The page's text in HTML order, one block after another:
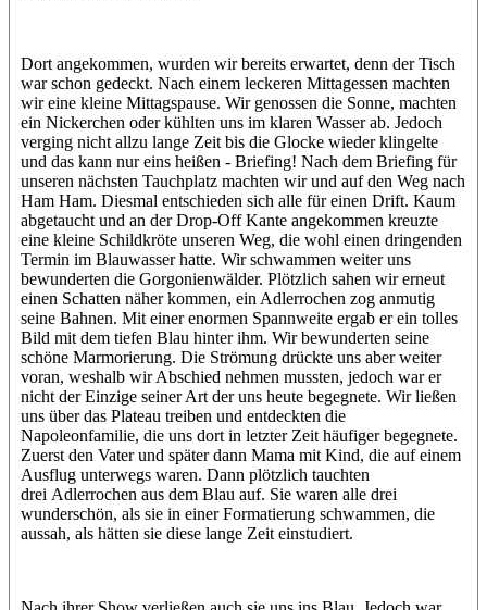
Dort angekommen, wurden wir bereits erwartet, denn der Tisch
war schon gedeckt. Nach einem leckeren Mittagessen machten
wir eine kleine Mittagspause. Wir genossen die Sonne, machten
ein Nickerchen oder kühlten uns im klaren Wasser ab. Jedoch
verging nicht allzu lange Zeit bis die Glocke wieder klingelte
und das kann nur eins heißen - Briefing! Nach dem Briefing für
unseren nächsten Tauchplatz machten wir und auf den Weg nach
Ham Ham. Diesmal entschieden sich alle für einen Drift. Kaum
abgetaucht und an der Drop-Off Kante angekommen kreuzte
eine kleine Schildkröte unseren Weg, die wohl einen dringenden
Termin im Blauwasser hatte. Wir schwammen weiter uns
bewunderten die Gorgonienwälder. Plötzlich sahen wir erneut
einen Schatten näher kommen, ein Adlerrochen zog anmutig
seine Bahnen. Mit einer enormen Spannweite ergab er ein tolles
Bild mit dem tiefen Blau hinter ihm. Wir bewunderten seine
schöne Marmorierung. Die Strömung drückte uns aber weiter
voran, weshalb wir Abschied nehmen mussten, jedoch war er
nicht der Einzige seiner Art der uns heute begegnete. Wir ließen
uns über das Plateau treiben und entdeckten die
Napoleonfamilie, die uns dort in letzter Zeit häufiger begegnete.
Zuerst den Vater und später dann Mama mit Kind, die auf einem
Ausflug unterwegs waren. Dann plötzlich tauchten
drei Adlerrochen aus dem Blau auf. Sie waren alle drei
wunderschön, als sie in einer Formatierung schwammen, die
aussah, als hätten sie diese lange Zeit einstudiert.